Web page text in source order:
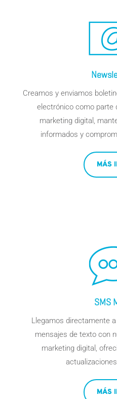
Creamos y enviamos
electrónico como parte
marketing digital ,
informados y
MÁS
SMS
Llegamos directamente
mensajes de texto con
marketing digital ,
MÁS